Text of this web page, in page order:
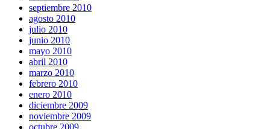
septiembre 2010
agosto 2010
julio 2010
junio 2010
mayo 2010
abril 2010
marzo 2010
febrero 2010
enero 2010
diciembre 2009
noviembre 2009
octubre 2009